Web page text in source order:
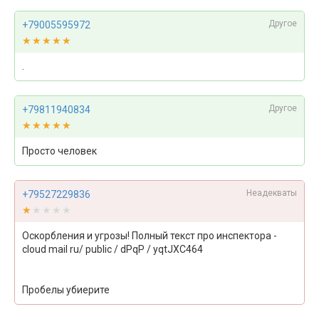
+79005595972 Другое
★★★★★
★★★★★
+79811940834 Другое
★★★★★
★★★★★
Просто человек
+79527229836 Неадекваты
★★★★★
★★★★★
Оскорбления и угрозы! Полный текст про инспектора -
cloud mail ru/ public / dPqP / yqtJXC464
Пробелы убиерите